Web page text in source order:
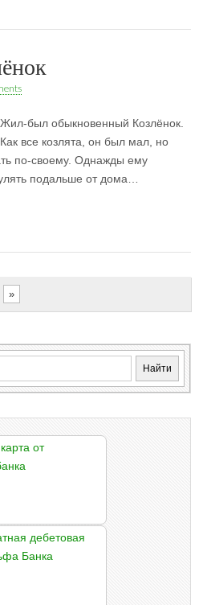
Жил-был обыкновенный Козлёнок.
Как все козлята, он был мал, но
по-своему. Однажды ему
подальше от дома…
»